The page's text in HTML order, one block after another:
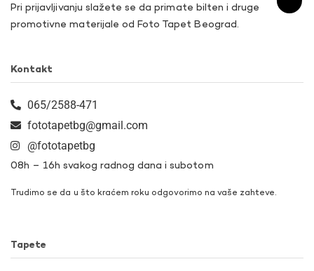
Pri prijavljivanju slažete se da primate bilten i druge
promotivne materijale od Foto Tapet Beograd.
Kontakt
065/2588-471
fototapetbg@gmail.com
@fototapetbg
08h – 16h svakog radnog dana i subotom
Trudimo se da u što kraćem roku odgovorimo na vaše zahteve.
Tapete